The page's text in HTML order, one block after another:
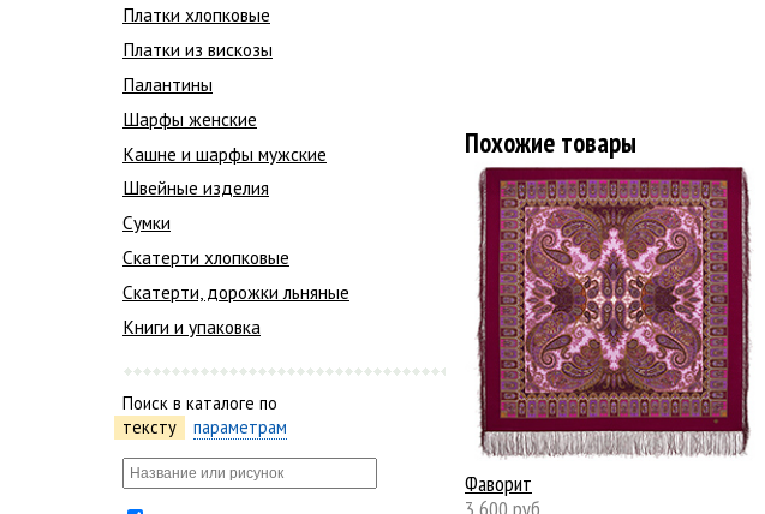
Платки хлопковые
Платки из вискозы
Палантины
Шарфы женские
Кашне и шарфы мужские
Швейные изделия
Сумки
Скатерти хлопковые
Скатерти, дорожки льняные
Книги и упаковка
Поиск в каталоге по
тексту
параметрам
Похожие товары
Фаворит
3 600 руб.